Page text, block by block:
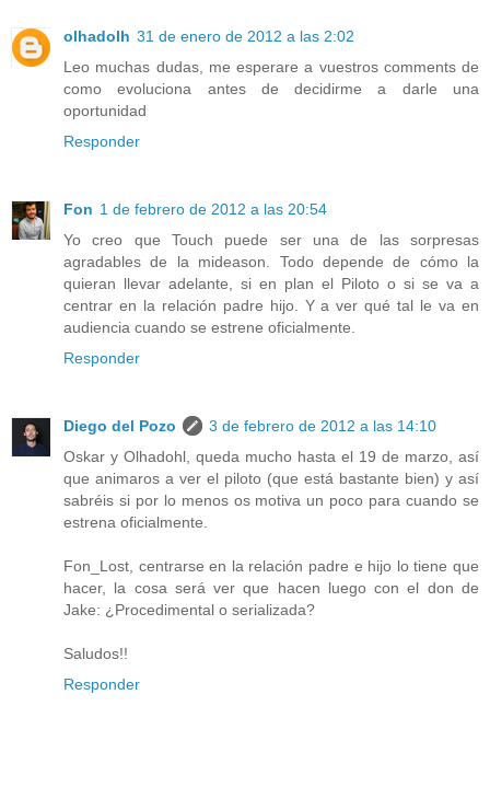
olhadolh 31 de enero de 2012 a las 2:02
Leo muchas dudas, me esperare a vuestros comments de
como evoluciona antes de decidirme a darle una
oportunidad
Responder
Fon 1 de febrero de 2012 a las 20:54
Yo creo que Touch puede ser una de las sorpresas
agradables de la mideason. Todo depende de cómo la
quieran llevar adelante, si en plan el Piloto o si se va a
centrar en la relación padre hijo. Y a ver qué tal le va en
audiencia cuando se estrene oficialmente.
Responder
Diego del Pozo
3 de febrero de 2012 a las 14:10
Oskar y Olhadohl, queda mucho hasta el 19 de marzo, así
que animaros a ver el piloto (que está bastante bien) y así
sabréis si por lo menos os motiva un poco para cuando se
estrena oficialmente.
Fon_Lost, centrarse en la relación padre e hijo lo tiene que
hacer, la cosa será ver que hacen luego con el don de
Jake: ¿Procedimental o serializada?
Saludos!!
Responder